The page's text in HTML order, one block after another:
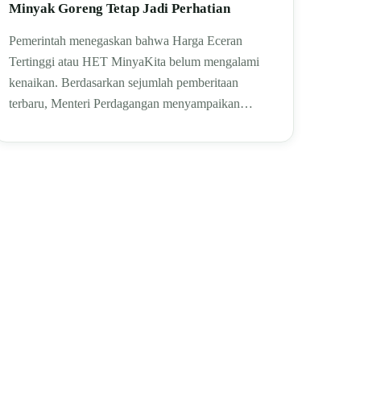
Minyak Goreng Tetap Jadi Perhatian
Pemerintah menegaskan bahwa Harga Eceran
Tertinggi atau HET MinyaKita belum mengalami
kenaikan. Berdasarkan sejumlah pemberitaan
terbaru, Menteri Perdagangan menyampaikan…